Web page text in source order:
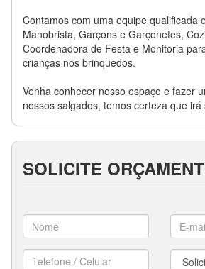
Contamos com uma equipe qualificada
Manobrista, Garçons e Garçonetes,
Coordenadora de Festa e Monitoria
crianças nos brinquedos.
Venha conhecer nosso espaço e fazer
nossos salgados, temos certeza que
SOLICITE